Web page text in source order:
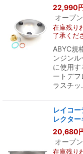
22,990
オープ
在庫残り
了承くだ
ABYC規
ンジン
に使用
ートデ
ラスチ
レイコ
レクター
20,680
オープ
在庫残り